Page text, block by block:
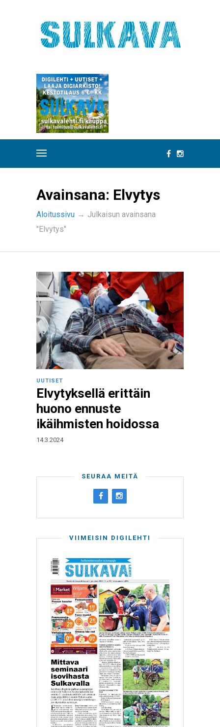
Avainsana: Elvytys
Aloitussivu → Julkaisun avainsana
"Elvytys"
UUTISET
Elvytyksellä erittäin
huono ennuste
ikäihmisten hoidossa
14.3.2024
SEURAA MEITÄ
VIIMEISIN DIGILEHTI